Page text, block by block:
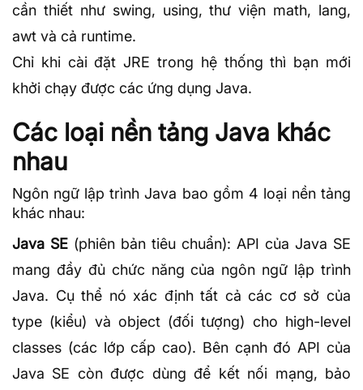
cần thiết như swing, using, thư viện math, lang,
awt và cả runtime.
Chỉ khi cài đặt JRE trong hệ thống thì bạn mới
khởi chạy được các ứng dụng Java.
Các loại nền tảng Java khác
nhau
Ngôn ngữ lập trình Java bao gồm 4 loại nền tảng
khác nhau:
Java SE (phiên bản tiêu chuẩn): API của Java SE
mang đầy đủ chức năng của ngôn ngữ lập trình
Java. Cụ thể nó xác định tất cả các cơ sở của
type (kiểu) và object (đối tượng) cho high-level
classes (các lớp cấp cao). Bên cạnh đó API của
Java SE còn được dùng để kết nối mạng, bảo